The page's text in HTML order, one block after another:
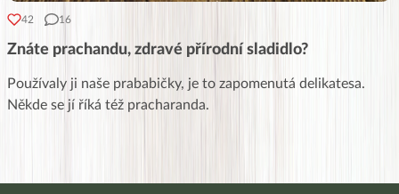
42 16
Znáte prachandu, zdravé přírodní sladidlo?
Používaly ji naše prababičky, je to zapomenutá delikatesa.
Někde se jí říká též pracharanda.